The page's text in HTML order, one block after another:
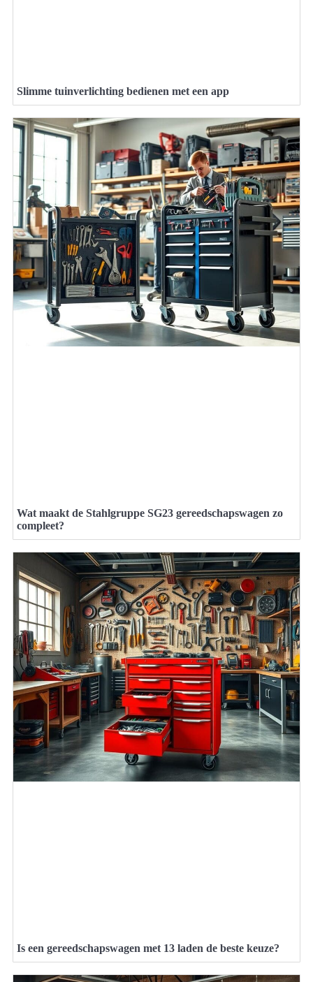
Slimme tuinverlichting bedienen met een app
Wat maakt de Stahlgruppe SG23 gereedschapswagen zo
compleet?
Is een gereedschapswagen met 13 laden de beste keuze?